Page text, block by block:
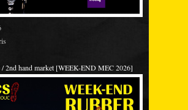
/ 2nd hand market [WEEK-END MEC 2026]